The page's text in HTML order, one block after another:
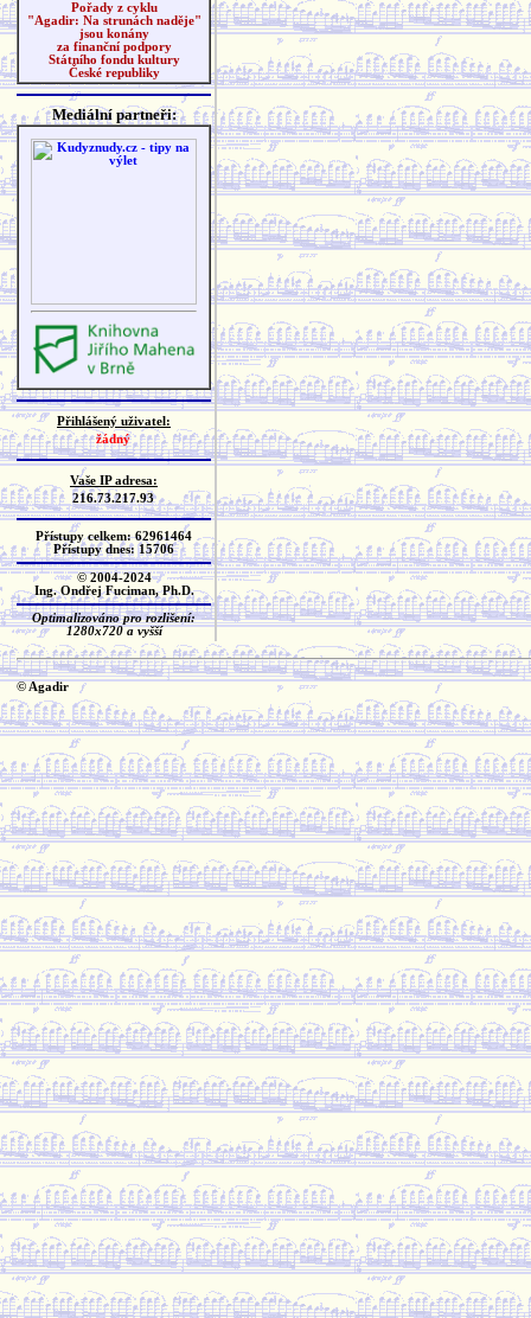
Pořady z cyklu
"Agadir: Na strunách naděje"
jsou konány
za finanční podpory
Státního fondu kultury
České republiky
Mediální partneři:
Přihlášený uživatel:
žádný
Vaše IP adresa:
216.73.217.93
Přístupy celkem: 62961464
Přístupy dnes: 15706
© 2004-2024
Ing. Ondřej Fuciman, Ph.D.
Optimalizováno pro rozlišení:
1280x720 a vyšší
© Agadir